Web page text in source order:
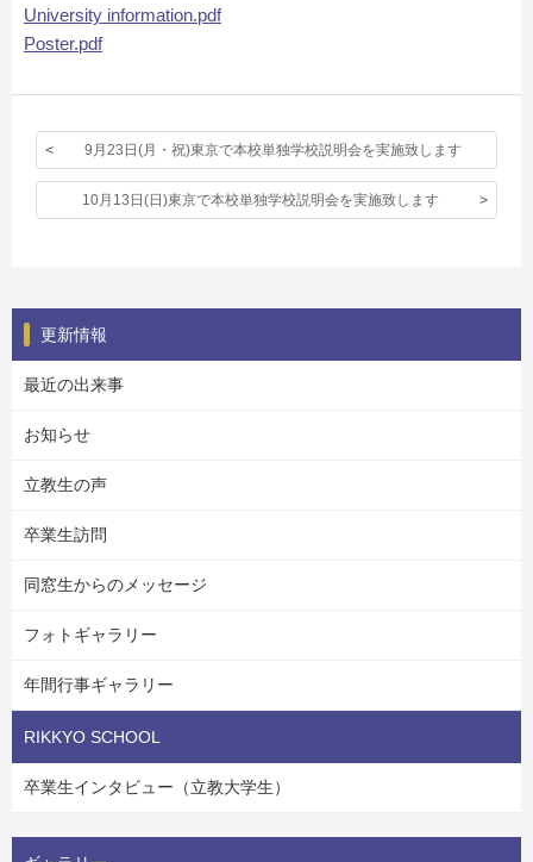
University information.pdf
Poster.pdf
9月23日(月・祝)東京で本校単独学校説明会を実施致します
10月13日(日)東京で本校単独学校説明会を実施致します
更新情報
最近の出来事
お知らせ
立教生の声
卒業生訪問
同窓生からのメッセージ
フォトギャラリー
年間行事ギャラリー
RIKKYO SCHOOL
卒業生インタビュー（立教大学生）